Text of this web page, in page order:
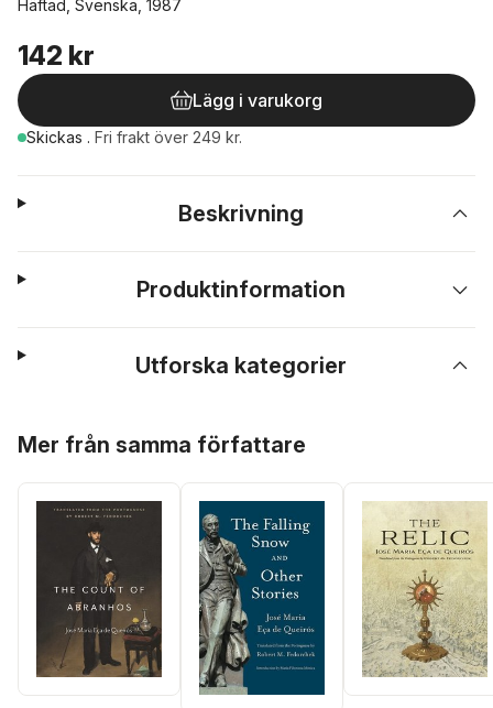
Häftad, Svenska, 1987
142 kr
Lägg i varukorg
Skickas . Fri frakt över 249 kr.
Beskrivning
Produktinformation
Utforska kategorier
Mer från samma författare